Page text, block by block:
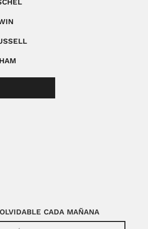
CADA MAÑANA